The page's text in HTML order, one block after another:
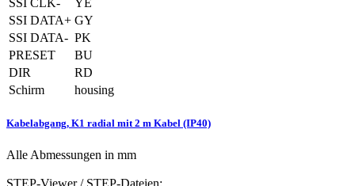
SSI CLK-
YE
SSI DATA+ GY
SSI DATA- PK
PRESET
BU
DIR
RD
Schirm
housing
Kabelabgang, K1 radial mit 2 m Kabel (IP40)
Alle Abmessungen in mm
STEP-Viewer / STEP-Dateien: